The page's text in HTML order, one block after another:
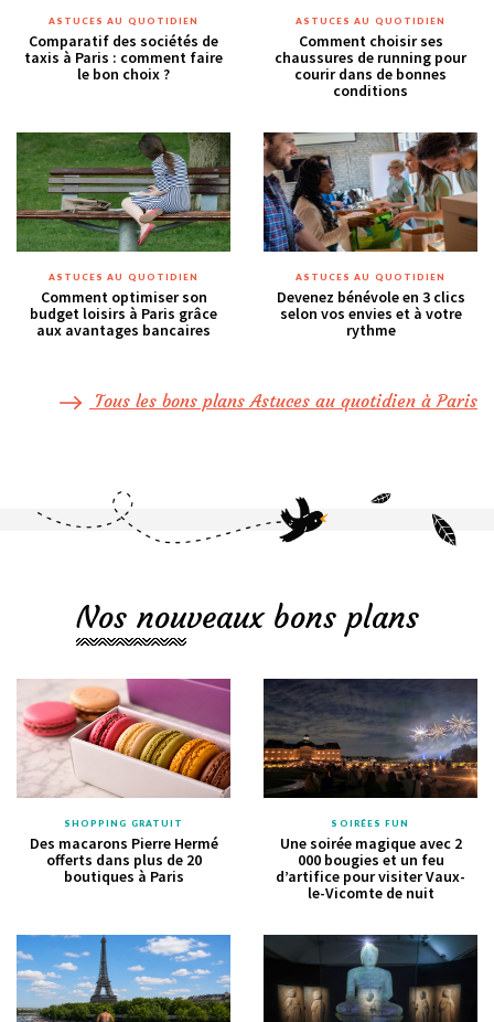
ASTUCES AU QUOTIDIEN
Comparatif des sociétés de
taxis à Paris : comment faire
le bon choix ?
ASTUCES AU QUOTIDIEN
Comment choisir ses
chaussures de running pour
courir dans de bonnes
conditions
ASTUCES AU QUOTIDIEN
Comment optimiser son
budget loisirs à Paris grâce
aux avantages bancaires
ASTUCES AU QUOTIDIEN
Devenez bénévole en 3 clics
selon vos envies et à votre
rythme
Tous les bons plans Astuces au quotidien à Paris
Nos nouveaux bons plans
SHOPPING GRATUIT
Des macarons Pierre Hermé
offerts dans plus de 20
boutiques à Paris
SOIRÉES FUN
Une soirée magique avec 2
000 bougies et un feu
d’artifice pour visiter Vaux-
le-Vicomte de nuit